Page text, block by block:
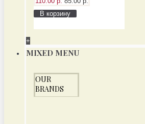
В корзину
+
MIXED MENU
OUR
BRANDS